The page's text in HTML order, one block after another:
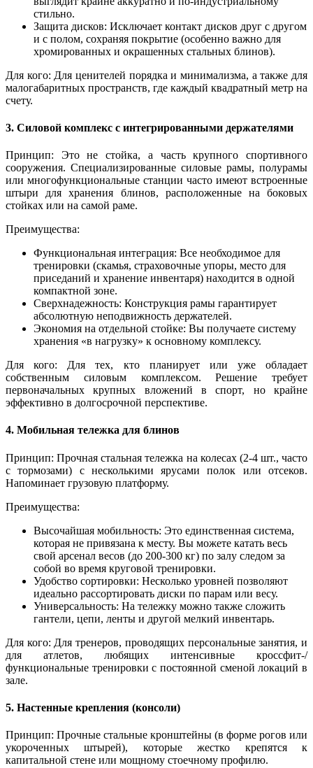
стильно.
Защита дисков: Исключает контакт дисков друг с другом
и с полом, сохраняя покрытие (особенно важно для
хромированных и окрашенных стальных блинов).
Для кого: Для ценителей порядка и минимализма, а также для
малогабаритных пространств, где каждый квадратный метр на
счету.
3. Силовой комплекс с интегрированными держателями
Принцип: Это не стойка, а часть крупного спортивного
сооружения. Специализированные силовые рамы, полурамы
или многофункциональные станции часто имеют встроенные
штыри для хранения блинов, расположенные на боковых
стойках или на самой раме.
Преимущества:
Функциональная интеграция: Все необходимое для
тренировки (скамья, страховочные упоры, место для
приседаний и хранение инвентаря) находится в одной
компактной зоне.
Сверхнадежность: Конструкция рамы гарантирует
абсолютную неподвижность держателей.
Экономия на отдельной стойке: Вы получаете систему
хранения «в нагрузку» к основному комплексу.
Для кого: Для тех, кто планирует или уже обладает
собственным силовым комплексом. Решение требует
первоначальных крупных вложений в спорт, но крайне
эффективно в долгосрочной перспективе.
4. Мобильная тележка для блинов
Принцип: Прочная стальная тележка на колесах (2-4 шт., часто
с тормозами) с несколькими ярусами полок или отсеков.
Напоминает грузовую платформу.
Преимущества:
Высочайшая мобильность: Это единственная система,
которая не привязана к месту. Вы можете катать весь
свой арсенал весов (до 200-300 кг) по залу следом за
собой во время круговой тренировки.
Удобство сортировки: Несколько уровней позволяют
идеально рассортировать диски по парам или весу.
Универсальность: На тележку можно также сложить
гантели, цепи, ленты и другой мелкий инвентарь.
Для кого: Для тренеров, проводящих персональные занятия, и
для атлетов, любящих интенсивные кроссфит-/
функциональные тренировки с постоянной сменой локаций в
зале.
5. Настенные крепления (консоли)
Принцип: Прочные стальные кронштейны (в форме рогов или
укороченных штырей), которые жестко крепятся к
капитальной стене или мощному стоечному профилю.